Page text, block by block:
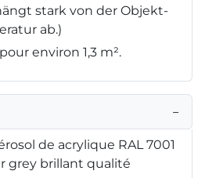
stark von der Objekt-
ab.)
environ 1,3 m².
−
de acrylique RAL 7001
grey brillant qualité